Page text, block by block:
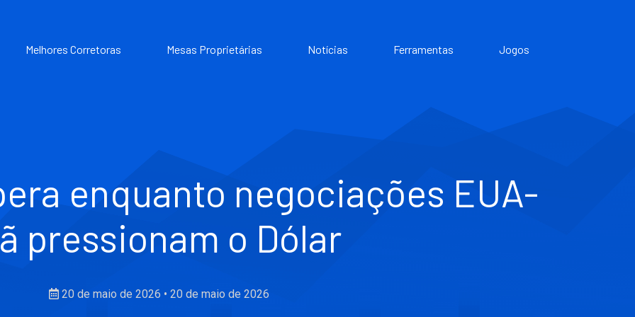
Melhores Corretoras Mesas Proprietárias Notícias Ferramentas Jogos
enquanto negociações EUA-
pressionam o Dólar
20 de maio de 2026 • 20 de maio de 2026